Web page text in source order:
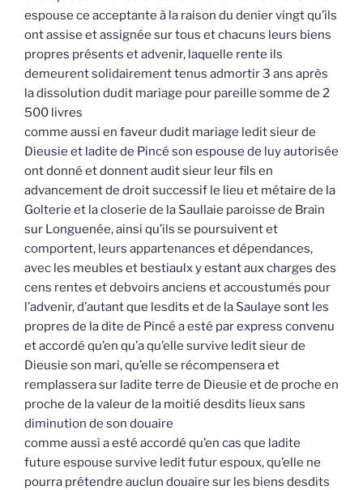
espouse ce acceptante à la raison du denier vingt qu’ils
ont assise et assignée sur tous et chacuns leurs biens
propres présents et advenir, laquelle rente ils
demeurent solidairement tenus admortir 3 ans après
la dissolution dudit mariage pour pareille somme de 2
500 livres
comme aussi en faveur dudit mariage ledit sieur de
Dieusie et ladite de Pincé son espouse de luy autorisée
ont donné et donnent audit sieur leur fils en
advancement de droit successif le lieu et métaire de la
Golterie et la closerie de la Saullaie paroisse de Brain
sur Longuenée, ainsi qu’ils se poursuivent et
comportent, leurs appartenances et dépendances,
avec les meubles et bestiaulx y estant aux charges des
cens rentes et debvoirs anciens et accoustumés pour
l’advenir, d’autant que lesdits et de la Saulaye sont les
propres de la dite de Pincé a esté par express convenu
et accordé qu’en qu’a qu’elle survive ledit sieur de
Dieusie son mari, qu’elle se récompensera et
remplassera sur ladite terre de Dieusie et de proche en
proche de la valeur de la moitié desdits lieux sans
diminution de son douaire
comme aussi a esté accordé qu’en cas que ladite
future espouse survive ledit futur espoux, qu’elle ne
pourra prétendre auclun douaire sur les biens desdits